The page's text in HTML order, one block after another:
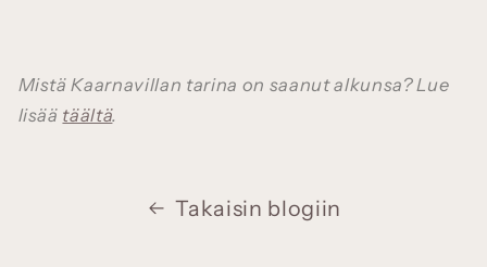
Mistä Kaarnavillan tarina on saanut alkunsa? Lue
lisää täältä.
Takaisin blogiin